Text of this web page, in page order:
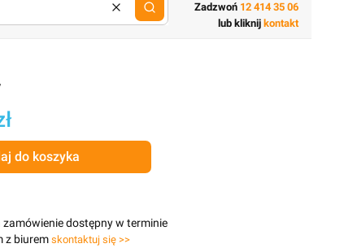
Wyczyśćlub wpisz cechy budynku
Zadzwoń 12 414 35 06
lub kliknij kontakt
do koszyka
zamówienie dostępny w terminie
z biurem skontaktuj się >>